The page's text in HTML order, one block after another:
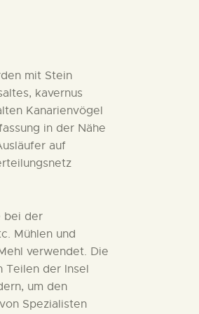
mit Stein
kavernus
Kanarienvögel
in der Nähe
auf
bei der
Mühlen und
verwendet. Die
Teilen der Insel
um den
Spezialisten